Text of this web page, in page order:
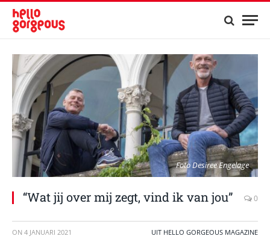
Foto Desiree Engelage
“Wat jij over mij zegt, vind ik van jou” 0
ON 4 JANUARI 2021 UIT HELLO GORGEOUS MAGAZINE